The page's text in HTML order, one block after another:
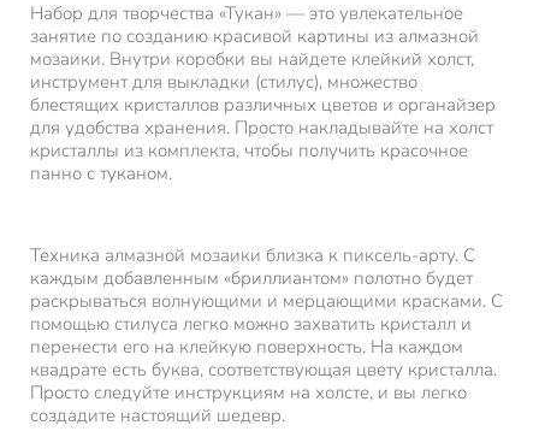
Набор для творчества «Тукан» — это увлекательное
занятие по созданию красивой картины из алмазной
мозаики. Внутри коробки вы найдете клейкий холст,
инструмент для выкладки (стилус), множество
блестящих кристаллов различных цветов и органайзер
для удобства хранения. Просто накладывайте на холст
кристаллы из комплекта, чтобы получить красочное
панно с туканом.
Техника алмазной мозаики близка к пиксель-арту. С
каждым добавленным «бриллиантом» полотно будет
раскрываться волнующими и мерцающими красками. С
помощью стилуса легко можно захватить кристалл и
перенести его на клейкую поверхность. На каждом
квадрате есть буква, соответствующая цвету кристалла.
Просто следуйте инструкциям на холсте, и вы легко
создадите настоящий шедевр.